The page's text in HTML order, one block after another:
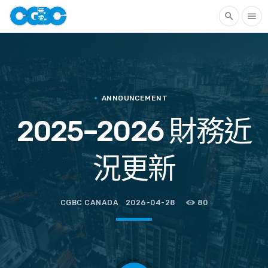
search menu
ANNOUNCEMENT
2025–2026 財務近
況更新
CGBC CANADA 2026-04-28 80